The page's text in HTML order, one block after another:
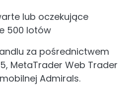
lub oczekujące
500 lotów
za pośrednictwem
MetaTrader Web Trader
Admirals.